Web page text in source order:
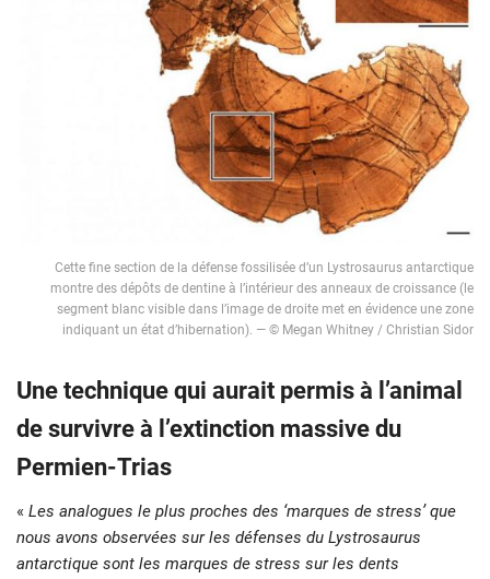
Cette fine section de la défense fossilisée d’un Lystrosaurus antarctique
montre des dépôts de dentine à l’intérieur des anneaux de croissance (le
segment blanc visible dans l’image de droite met en évidence une zone
indiquant un état d’hibernation). — © Megan Whitney / Christian Sidor
Une technique qui aurait permis à l’animal
de survivre à l’extinction massive du
Permien-Trias
« Les analogues le plus proches des ‘marques de stress’ que
nous avons observées sur les défenses du Lystrosaurus
antarctique sont les marques de stress sur les dents